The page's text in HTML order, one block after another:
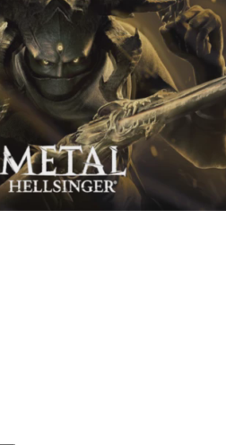
детищем Дэвида Гольдфарба,
2 и ведущего дизайнера
Bad Company 2.